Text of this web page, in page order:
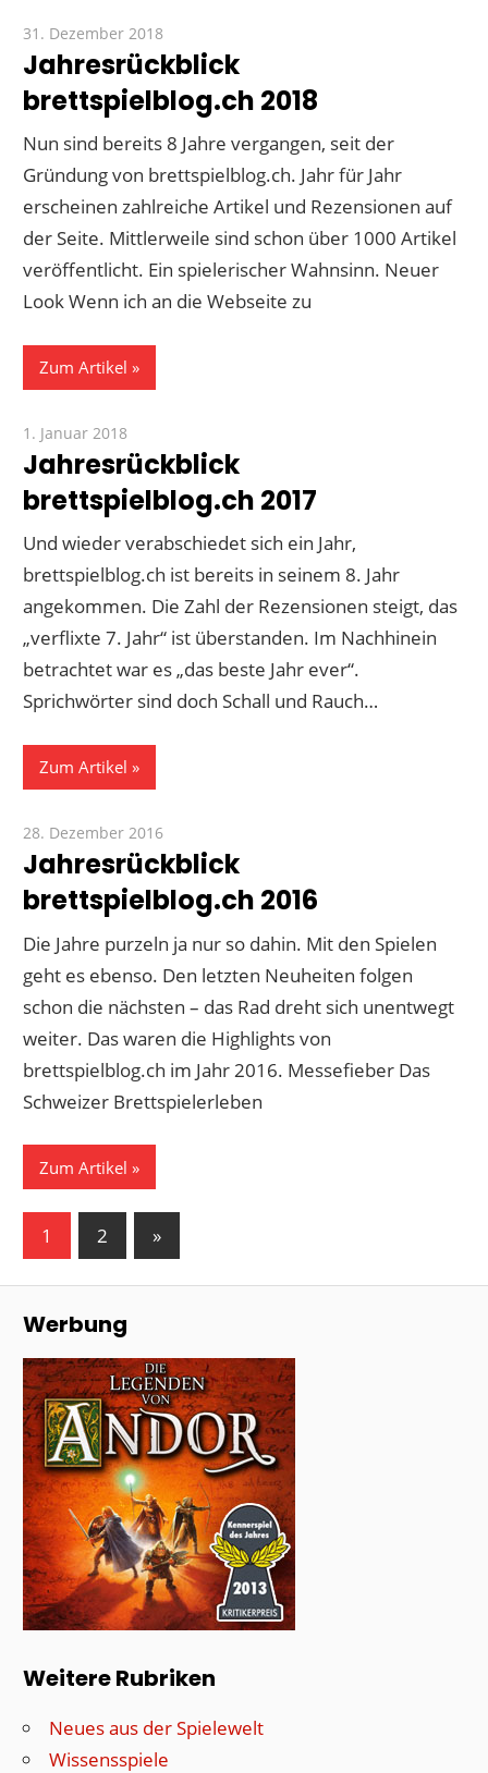
31. Dezember 2018
Jahresrückblick
brettspielblog.ch 2018
Nun sind bereits 8 Jahre vergangen, seit der
Gründung von brettspielblog.ch. Jahr für Jahr
erscheinen zahlreiche Artikel und Rezensionen auf
der Seite. Mittlerweile sind schon über 1000 Artikel
veröffentlicht. Ein spielerischer Wahnsinn. Neuer
Look Wenn ich an die Webseite zu
Zum Artikel
1. Januar 2018
Jahresrückblick
brettspielblog.ch 2017
Und wieder verabschiedet sich ein Jahr,
brettspielblog.ch ist bereits in seinem 8. Jahr
angekommen. Die Zahl der Rezensionen steigt, das
„verflixte 7. Jahr“ ist überstanden. Im Nachhinein
betrachtet war es „das beste Jahr ever“.
Sprichwörter sind doch Schall und Rauch…
Zum Artikel
28. Dezember 2016
Jahresrückblick
brettspielblog.ch 2016
Die Jahre purzeln ja nur so dahin. Mit den Spielen
geht es ebenso. Den letzten Neuheiten folgen
schon die nächsten – das Rad dreht sich unentwegt
weiter. Das waren die Highlights von
brettspielblog.ch im Jahr 2016. Messefieber Das
Schweizer Brettspielerleben
Zum Artikel
Seitennummerierung
der
Beiträge
1 2
Nächste
Beiträge
»
Werbung
Weitere Rubriken
Neues aus der Spielewelt
Wissensspiele